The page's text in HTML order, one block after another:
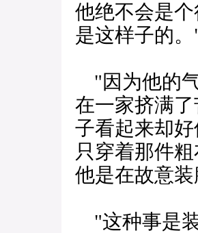
他绝不会是
是这样子的
"因为他的
在一家挤满
子看起来却
只穿着那件
他是在故意
"这种事是